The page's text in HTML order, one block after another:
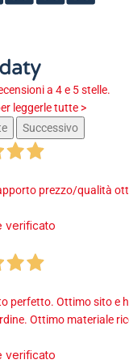
a 4 e 5 stelle.
leggerle tutte >
Successivo
prezzo/qualità
verificato
perfetto. Ottimo sito e
Ottimo materiale
verificato